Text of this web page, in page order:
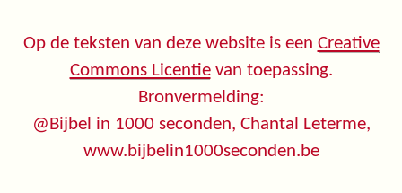
Op de teksten van deze website is een Creative
Commons Licentievan toepassing.
Bronvermelding:
@Bijbel in 1000 seconden, Chantal Leterme,
www.bijbelin1000seconden.be